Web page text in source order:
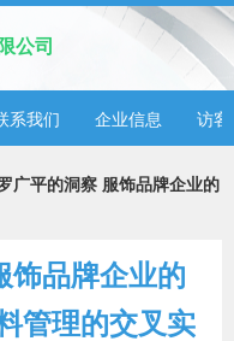
公司
系我们 企业信息 访客
广平的洞察 服饰品牌企业的
饰品牌企业的
管理的交叉实